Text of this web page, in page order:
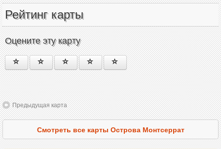
Рейтинг карты
Оцените эту карту
Предыдущая карта
Смотреть все карты Острова Монтсеррат